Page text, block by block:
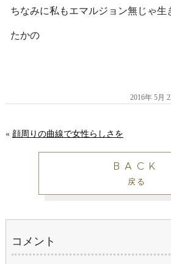
ちなみに私もエマルジョン無じゃ生
たかの
2016年 5月
« 顔周りの曲線で女性らしさを
BACK
戻る
コメント